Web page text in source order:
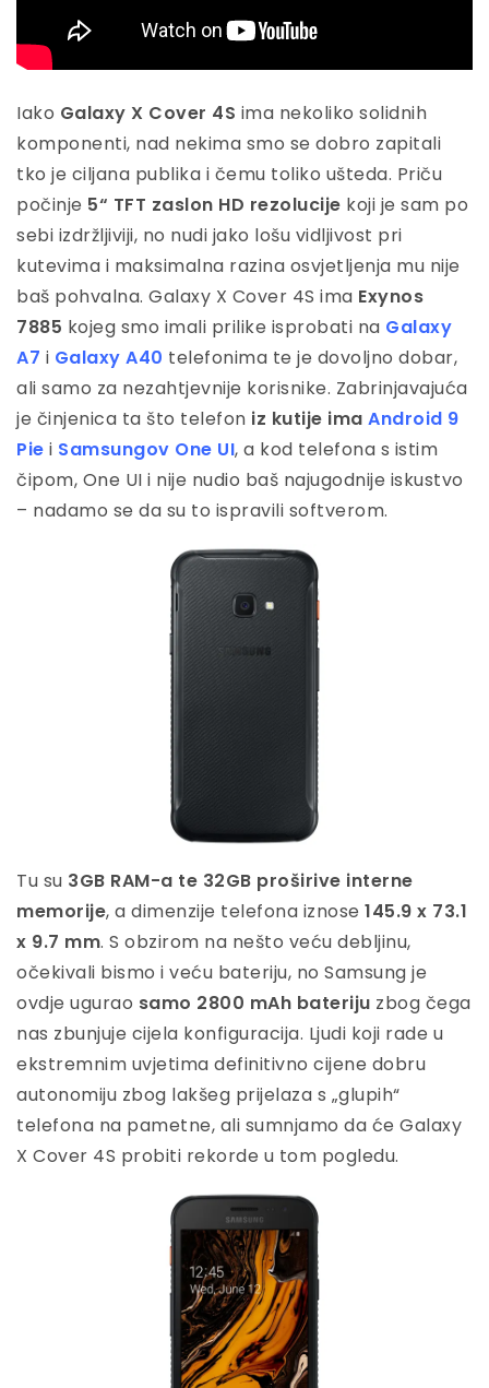
Iako Galaxy X Cover 4S ima nekoliko solidnih
komponenti, nad nekima smo se dobro zapitali
tko je ciljana publika i čemu toliko ušteda. Priču
počinje 5“ TFT zaslon HD rezolucije koji je sam po
sebi izdržljiviji, no nudi jako lošu vidljivost pri
kutevima i maksimalna razina osvjetljenja mu nije
baš pohvalna. Galaxy X Cover 4S ima Exynos
7885 kojeg smo imali prilike isprobati na Galaxy
A7 i Galaxy A40 telefonima te je dovoljno dobar,
ali samo za nezahtjevnije korisnike. Zabrinjavajuća
je činjenica ta što telefon iz kutije ima Android 9
Pie i Samsungov One UI, a kod telefona s istim
čipom, One UI i nije nudio baš najugodnije iskustvo
– nadamo se da su to ispravili softverom.
Tu su 3GB RAM-a te 32GB proširive interne
memorije, a dimenzije telefona iznose 145.9 x 73.1
x 9.7 mm. S obzirom na nešto veću debljinu,
očekivali bismo i veću bateriju, no Samsung je
ovdje ugurao samo 2800 mAh bateriju zbog čega
nas zbunjuje cijela konfiguracija. Ljudi koji rade u
ekstremnim uvjetima definitivno cijene dobru
autonomiju zbog lakšeg prijelaza s „glupih“
telefona na pametne, ali sumnjamo da će Galaxy
X Cover 4S probiti rekorde u tom pogledu.